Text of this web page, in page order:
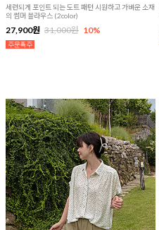
세련되게 포인트 되는 도트 패턴 시원하고 가벼운 소재
의 썸머 블라우스 (2color)
27,900원 31,000원 10%